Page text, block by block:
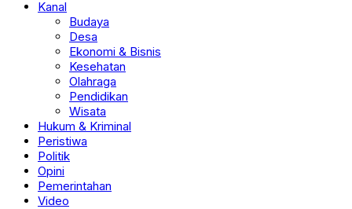
Desa
Ekonomi & Bisnis
Kesehatan
Olahraga
Pendidikan
Wisata
Hukum & Kriminal
Peristiwa
Politik
Opini
Pemerintahan
Video
Advertorial